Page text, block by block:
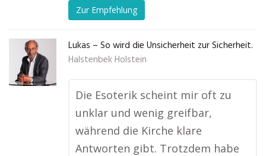
Zur Empfehlung
Lukas – So wird die Unsicherheit zur Sicherheit.
Halstenbek Holstein
Die Esoterik scheint mir oft zu
unklar und wenig greifbar,
während die Kirche klare
Antworten gibt. Trotzdem habe